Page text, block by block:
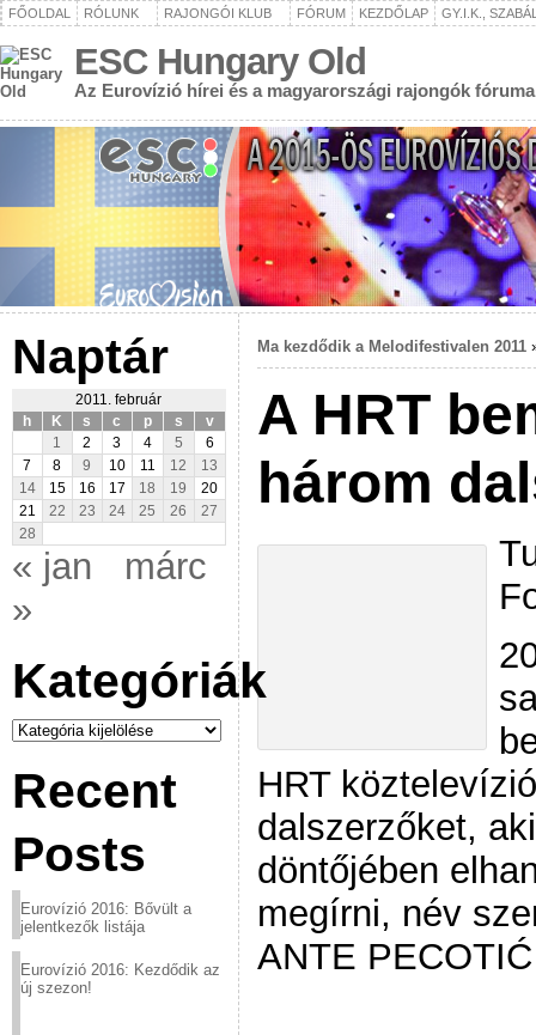
FŐOLDAL RÓLUNK RAJONGÓI KLUB FÓRUM KEZDŐLAP GY.I.K.,
ESC Hungary Old
Az Eurovízió hírei és a magyarországi rajongók fóruma
Naptár
2011. február
h
K s c p s
v
1
2 3 4 5
6
7
8 9 10 11 12
13
14
15 16 17 18 19
20
21
22 23 24 25 26
27
28
« jan
márc
»
Kategóriák
Kategóriák
Recent
Posts
Eurovízió 2016: Bővült a
jelentkezők listája
Eurovízió 2016: Kezdődik az
új szezon!
Ma kezdődik a Melodifestivalen 2011
A HRT
három
HRT
dalszerzőket,
döntőjében
megírni, név
ANTE